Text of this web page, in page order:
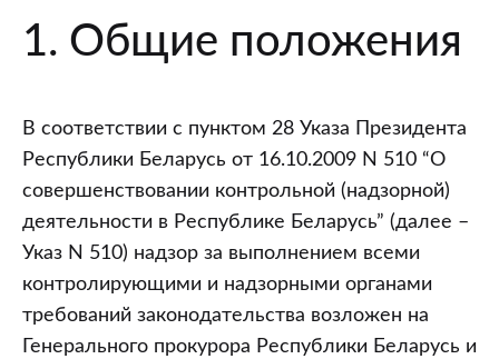
Осуществление
прокурорского
за
соблюдением
государственными
надзорными
органами
законодательства
пожарной
1. Общие положения
В соответствии с пунктом 28 Указа Президента
Республики Беларусь от 16.10.2009 N 510 “О
совершенствовании контрольной (надзорной)
деятельности в Республике Беларусь” (далее –
Указ N 510) надзор за выполнением всеми
контролирующими и надзорными органами
требований законодательства возложен на
Генерального прокурора Республики Беларусь и